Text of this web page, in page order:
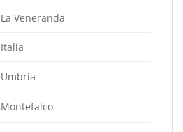
La Veneranda
Italia
Umbria
Montefalco